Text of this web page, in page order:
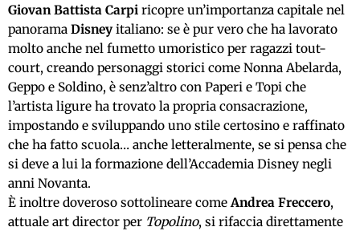
Giovan Battista Carpi ricopre un’importanza capitale nel
panorama Disney italiano: se è pur vero che ha lavorato
molto anche nel fumetto umoristico per ragazzi tout-
court, creando personaggi storici come Nonna Abelarda,
Geppo e Soldino, è senz’altro con Paperi e Topi che
l’artista ligure ha trovato la propria consacrazione,
impostando e sviluppando uno stile certosino e raffinato
che ha fatto scuola… anche letteralmente, se si pensa che
si deve a lui la formazione dell’Accademia Disney negli
anni Novanta.
È inoltre doveroso sottolineare comeAndrea Freccero,
attuale art director per Topolino, si rifaccia direttamente